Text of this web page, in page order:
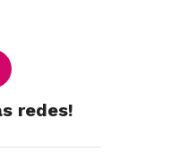
redes!